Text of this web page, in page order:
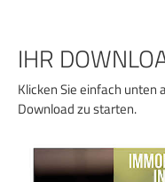
springen
IHR
Klicken Sie einfach unten
Download zu starten.